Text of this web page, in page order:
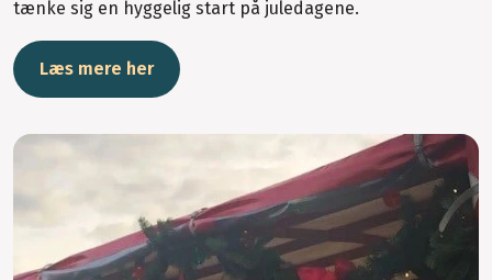
tænke sig en hyggelig start på juledagene.
Læs mere her